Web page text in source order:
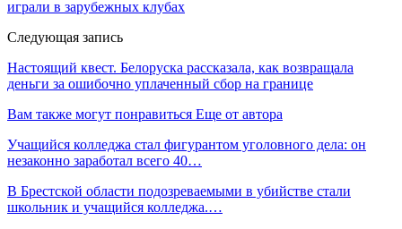
играли в зарубежных клубах
Следующая запись
Настоящий квест. Белоруска рассказала, как возвращала
деньги за ошибочно уплаченный сбор на границе
Вам также могут понравиться Еще от автора
Учащийся колледжа стал фигурантом уголовного дела: он
незаконно заработал всего 40…
В Брестской области подозреваемыми в убийстве стали
школьник и учащийся колледжа.…